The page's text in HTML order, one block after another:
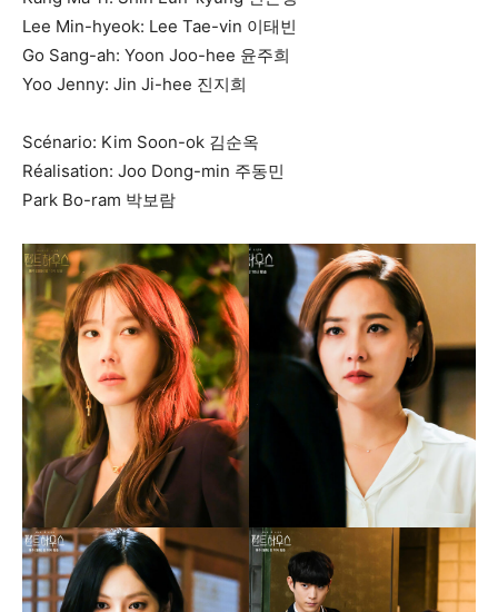
Lee Min-hyeok: Lee Tae-vin 이태빈
Go Sang-ah: Yoon Joo-hee 윤주희
Yoo Jenny: Jin Ji-hee 진지희
Scénario: Kim Soon-ok 김순옥
Réalisation: Joo Dong-min 주동민
Park Bo-ram 박보람